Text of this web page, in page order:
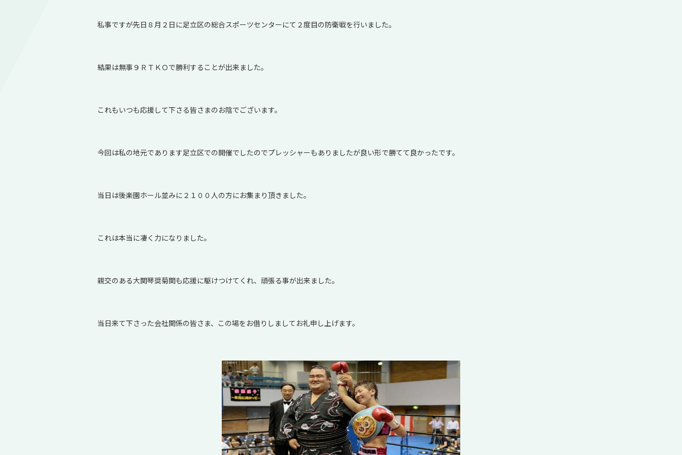
私事ですが先日８月２日に足立区の総合スポーツセンターにて２度目の防衛戦を行いました。
結果は無事９ＲＴＫＯで勝利することが出来ました。
これもいつも応援して下さる皆さまのお陰でございます。
今回は私の地元であります足立区での開催でしたのでプレッシャーもありましたが良い形で勝てて良かったです。
当日は後楽園ホール並みに２１００人の方にお集まり頂きました。
これは本当に凄く力になりました。
親交のある大関琴奨菊関も応援に駆けつけてくれ、頑張る事が出来ました。
当日来て下さった会社関係の皆さま、この場をお借りしましてお礼申し上げます。